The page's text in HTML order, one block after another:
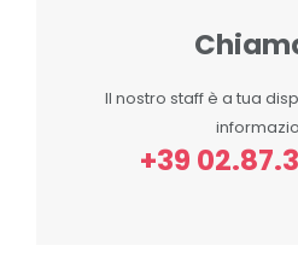
Il nostro staff è a tua
+39